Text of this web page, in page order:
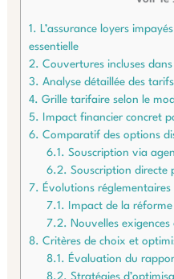
1. L’assurance loyers
essentielle
2. Couvertures incluses dans
3. Analyse détaillée des
4. Grille tarifaire selon le
5. Impact financier concret
6. Comparatif des options
6.1. Souscription via
6.2. Souscription directe
7. Évolutions
7.1.
Impact de la
7.2. Nouvelles
8. Critères de choix et
8.1. Évaluation du
8.2. Stratégies